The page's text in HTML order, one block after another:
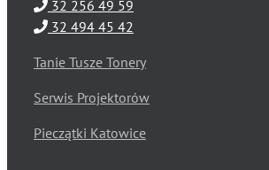
32 256 49 59
32 494 45 42
Tanie Tusze Tonery
Serwis Projektorów
Pieczątki Katowice